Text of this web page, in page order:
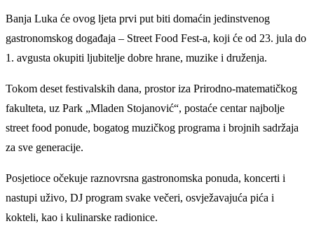
Banja Luka će ovog ljeta prvi put biti domaćin jedinstvenog
gastronomskog događaja – Street Food Fest-a, koji će od 23. jula do
1. avgusta okupiti ljubitelje dobre hrane, muzike i druženja.
Tokom deset festivalskih dana, prostor iza Prirodno-matematičkog
fakulteta, uz Park „Mladen Stojanović“, postaće centar najbolje
street food ponude, bogatog muzičkog programa i brojnih sadržaja
za sve generacije.
Posjetioce očekuje raznovrsna gastronomska ponuda, koncerti i
nastupi uživo, DJ program svake večeri, osvježavajuća pića i
kokteli, kao i kulinarske radionice.